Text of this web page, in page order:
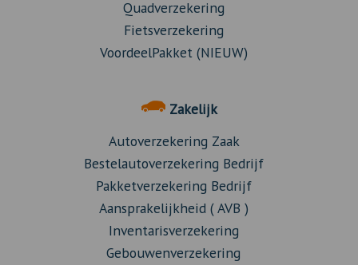
Quadverzekering
Fietsverzekering
VoordeelPakket (NIEUW)
Zakelijk
Autoverzekering Zaak
Bestelautoverzekering Bedrijf
Pakketverzekering Bedrijf
Aansprakelijkheid ( AVB )
Inventarisverzekering
Gebouwenverzekering